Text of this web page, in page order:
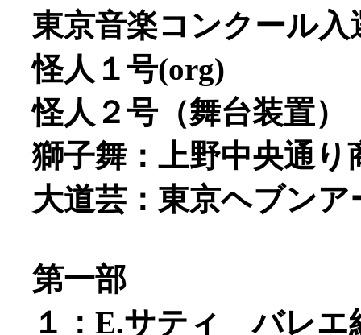
東京音楽コンクール
怪人１号(org)
怪人２号（舞台装置）
獅子舞：上野中央通り
大道芸：東京ヘブン
第一部
１：E.サティ バレエ